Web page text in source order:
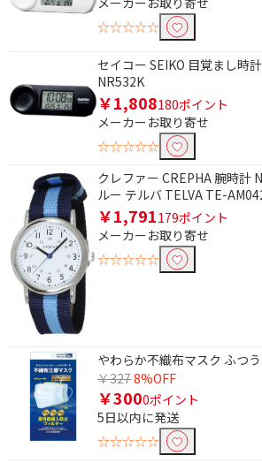
☆☆☆☆☆
セイコー SEIKO 目覚まし時
NR532K
￥1,808180ポイント
メーカーお取り寄せ
☆☆☆☆☆
クレファー CREPHA 腕時計
ルー テルバ TELVA TE-
￥1,791179ポイント
メーカーお取り寄せ
☆☆☆☆☆
やわらか不織布マスク ふつ
￥3278%OFF
￥3000ポイント
5日以内に発送
☆☆☆☆☆
条件で絞り込む
フリーワードで絞り込む